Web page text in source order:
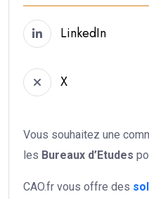
LinkedIn
X
Vous souhaitez une
les Bureaux d’Etudes
CAO.fr vous offre des